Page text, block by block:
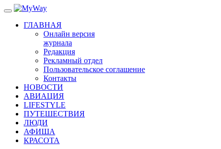
ГЛАВНАЯ
Онлайн версия
журнала
Редакция
Рекламный отдел
Пользовательское соглашение
Контакты
НОВОСТИ
АВИАЦИЯ
LIFESTYLE
ПУТЕШЕСТВИЯ
ЛЮДИ
АФИША
КРАСОТА